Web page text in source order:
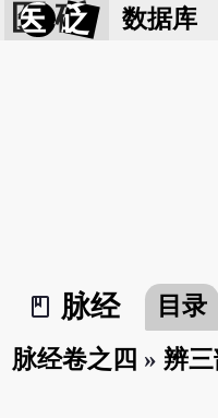
医 砭 数据库
book_2
脉经 目录
脉经卷之四 » 辨